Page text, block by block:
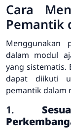
Cara
Pemantik
Menggunakan
dalam modul
yang sistematis.
dapat diikuti
pemantik dalam
1.